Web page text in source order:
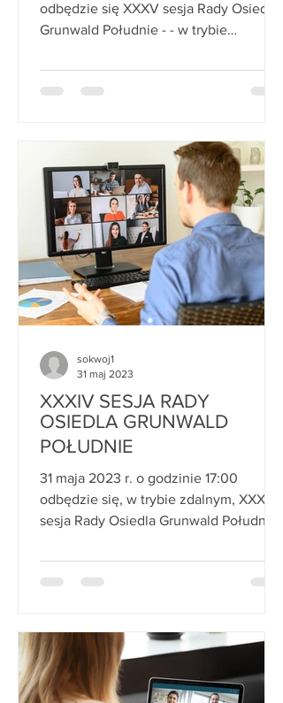
odbędzie się XXXV sesja Rady Osiedla
Grunwald Południe - - w trybie
XXXIV SESJA RADY
OSIEDLA GRUNWALD
POŁUDNIE
31 maja 2023 r. o godzinie 17:00
odbędzie się, w trybie zdalnym, XXXIV
sesja Rady Osiedla Grunwald Południe.
sokwoj1
31 maj 2023